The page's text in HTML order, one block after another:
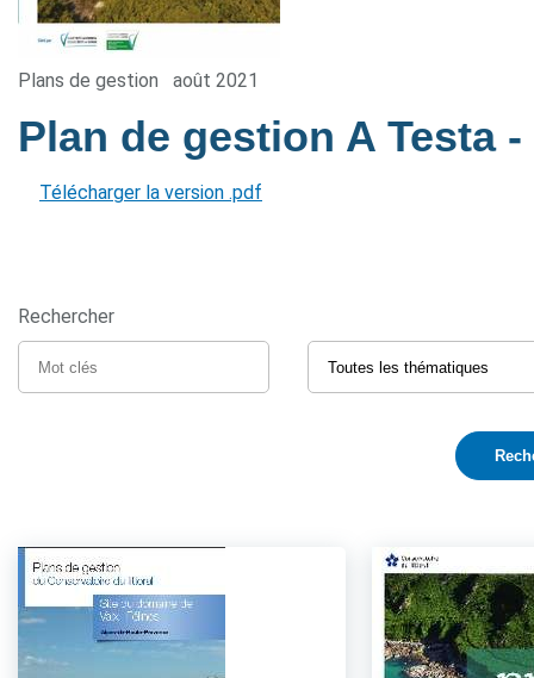
Plans de gestion août 2021
Plan de gestion A Testa -
Télécharger la version .pdf
Rechercher